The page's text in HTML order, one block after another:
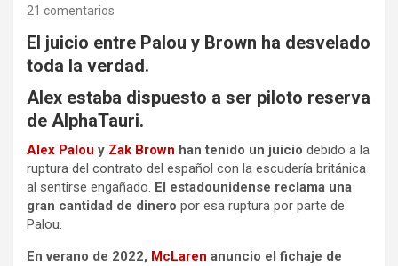
21 comentarios
El juicio entre Palou y Brown ha desvelado
toda la verdad.
Alex estaba dispuesto a ser piloto reserva
de AlphaTauri.
Alex Palou y Zak Brown han tenido un juicio debido a la
ruptura del contrato del español con la escudería británica
al sentirse engañado. El estadounidense reclama una
gran cantidad de dinero por esa ruptura por parte de
Palou.
En verano de 2022, McLaren anuncio el fichaje de